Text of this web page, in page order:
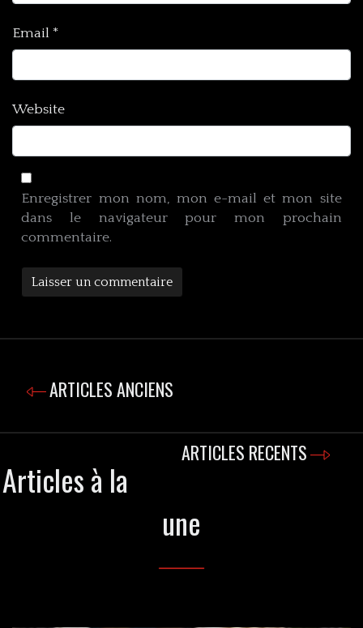
Email *
Website
Enregistrer mon nom, mon e-mail et mon site
dans le navigateur pour mon prochain
commentaire.
ARTICLES ANCIENS
ARTICLES RECENTS
Articles à la
une